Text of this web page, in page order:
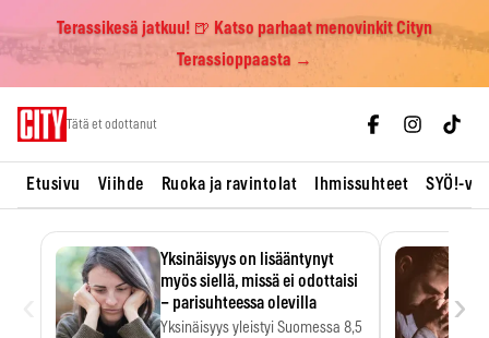
Terassikesä jatkuu! 🍺 Katso parhaat menovinkit Cityn
Terassioppaasta →
Tätä et odottanut
Etusivu Viihde Ruoka ja ravintolat Ihmissuhteet SYÖ!-
Yksinäisyys on lisääntynyt
myös siellä, missä ei odottaisi
– parisuhteessa olevilla
Yksinäisyys yleistyi Suomessa 8,5
›